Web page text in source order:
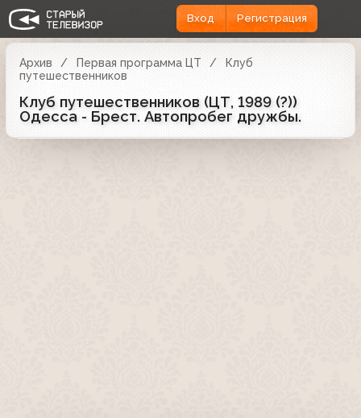
Вход Регистрация
Архив Первая программа ЦТ
Клуб
путешественников
Клуб путешественников (ЦТ, 1989 (?))
Одесса - Брест. Автопробег дружбы.